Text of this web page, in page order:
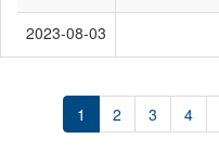
2023-08-03
1 2 3 4